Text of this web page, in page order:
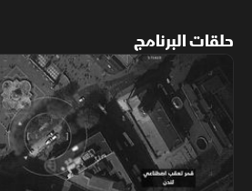
حلقات البرنامج